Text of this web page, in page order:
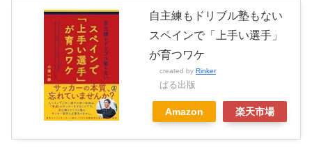
自主練もドリブル塾もない
スペインで「上手い選手」
が育つワケ
created by Rinker
ぱる出版
Amazon 楽天市場